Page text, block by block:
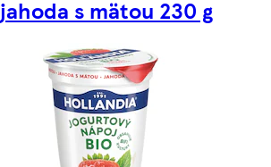
jahoda s mätou 230 g